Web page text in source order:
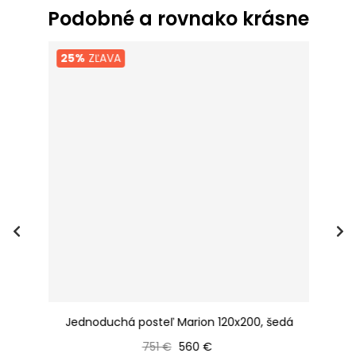
Podobné a rovnako krásne
25%ZĽAVA
Jednoduchá posteľ Marion 120x200, šedá
Bežná cena
751 € Cena
560 €